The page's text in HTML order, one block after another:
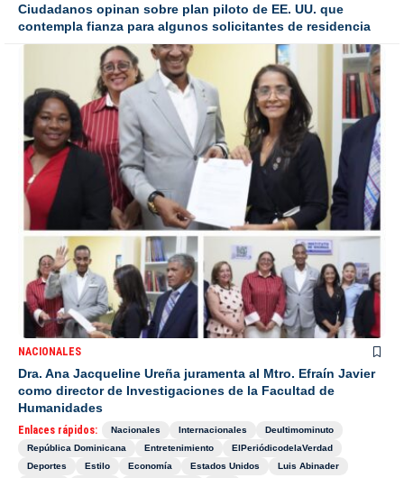
Ciudadanos opinan sobre plan piloto de EE. UU. que
contempla fianza para algunos solicitantes de residencia
NACIONALES
Dra. Ana Jacqueline Ureña juramenta al Mtro. Efraín Javier
como director de Investigaciones de la Facultad de
Humanidades
Enlaces rápidos: Nacionales Internacionales
Deultimominuto
República Dominicana
Entretenimiento
ElPeriódicodelaVerdad
Deportes
Estilo Economía Estados Unidos
Luis Abinader